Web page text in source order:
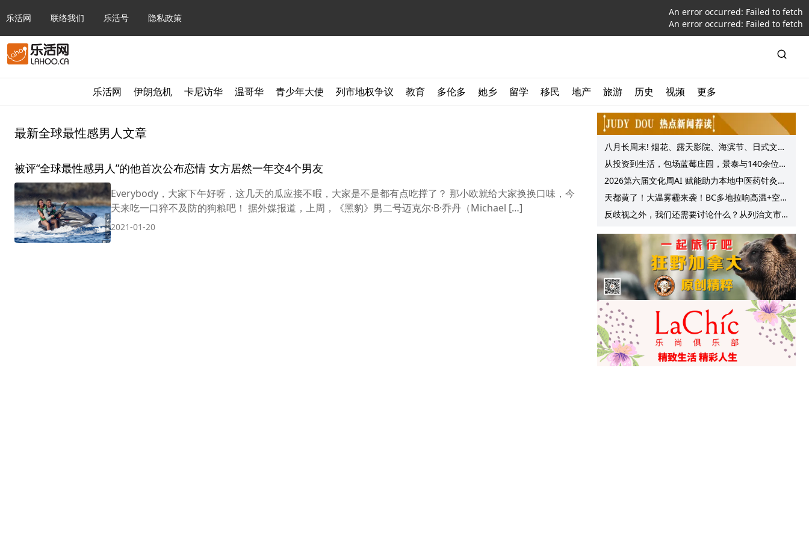
乐活网 联络我们 乐活号 隐私政策
An error occurred: Failed to fetch
An error occurred: Failed to fetch
乐活网 伊朗危机 卡尼访华 温哥华 青少年大使 列市地权争议 教育 多伦多 她乡 留学 移民 地产 旅游 历史 视频 更多
最新全球最性感男人文章
被评“全球最性感男人”的他首次公布恋情 女方居然一年交4个男友
Everybody，大家下午好呀，这几天的瓜应接不暇，大家是不是都有点吃撑了？ 那小欧就给大家换换口味，今
天来吃一口猝不及防的狗粮吧！ 据外媒报道，上周，《黑豹》男二号迈克尔·B·乔丹（Michael […]
2021-01-20
八月长周末! 烟花、露天影院、海滨节、日式文化
节庆, 大温哥华各种精彩活动上线!
从投资到生活，包场蓝莓庄园，景泰与140余位客
户共享夏日”莓”好时光
2026第六届文化周AI 赋能助力本地中医药针灸服
务提质升级
天都黄了！大温雾霾来袭！BC多地拉响高温+空气
质量预警 最高可达35°C！
反歧视之外，我们还需要讨论什么？从列治文市
议会一项动议谈起